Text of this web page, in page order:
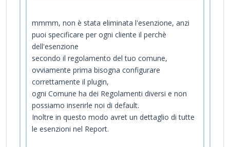
mmmm, non è stata eliminata l'esenzione, anzi
puoi specificare per ogni cliente il perchè
dell'esenzione
secondo il regolamento del tuo comune,
ovviamente prima bisogna configurare
correttamente il plugin,
ogni Comune ha dei Regolamenti diversi e non
possiamo inserirle noi di default.
Inoltre in questo modo avret un dettaglio di tutte
le esenzioni nel Report.